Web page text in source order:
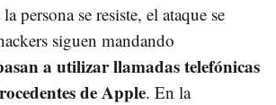
persona se resiste, el ataque se
siguen mandando
a utilizar llamadas telefónicas
de Apple. En la